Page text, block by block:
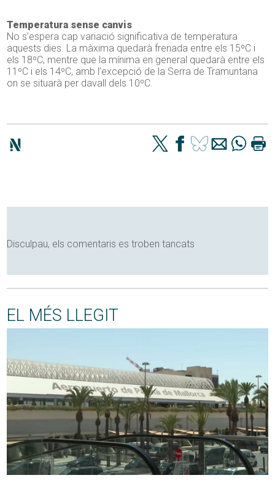
Temperatura sense canvis
No s’espera cap variació significativa de temperatura
aquests dies. La màxima quedarà frenada entre els 15ºC i
els 18ºC, mentre que la mínima en general quedarà entre els
11ºC i els 14ºC, amb l’excepció de la Serra de Tramuntana
on se situarà per davall dels 10ºC.
Disculpau, els comentaris es troben tancats
EL MÉS LLEGIT